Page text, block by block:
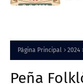
Página Principal 2024
Peña